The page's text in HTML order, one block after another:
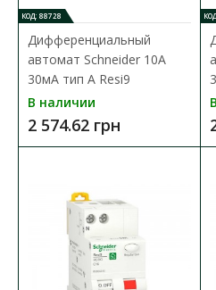
В
В
В
КОД: 88728
Дифференциальный
автомат Schneider 10А
30мА тип А Resi9
В наличии
2 574.62 грн